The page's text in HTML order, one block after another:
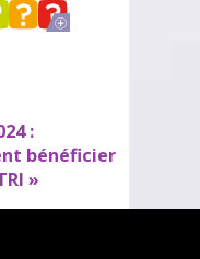
:
bénéficier
»